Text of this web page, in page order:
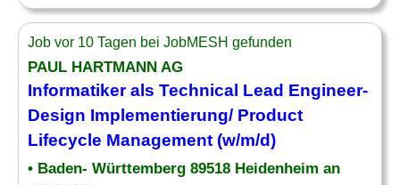
Job vor 10 Tagen bei JobMESH gefunden
PAUL HARTMANN AG
Informatiker als Technical Lead Engineer-
Design Implementierung/ Product
Lifecycle Management (w/m/d)
• Baden- Württemberg 89518 Heidenheim an